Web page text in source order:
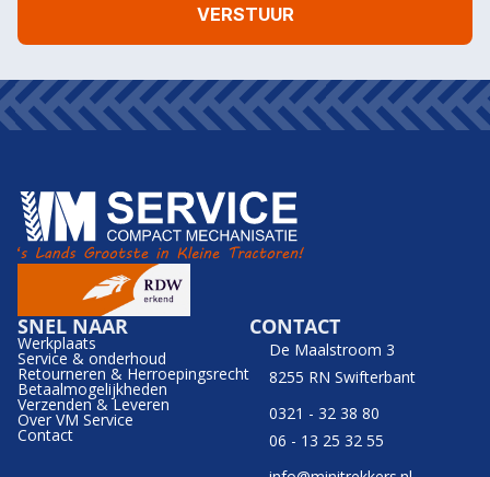
SNEL NAAR
Werkplaats
Service & onderhoud
Retourneren & Herroepingsrecht
Betaalmogelijkheden
Verzenden & Leveren
Over VM Service
Contact
CONTACT
De Maalstroom 3
8255 RN Swifterbant
0321 - 32 38 80
06 - 13 25 32 55